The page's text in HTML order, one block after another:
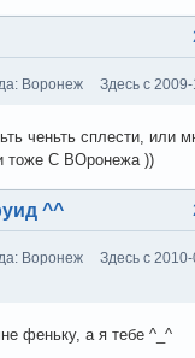
Воронеж Здесь с
ченьть сплести, или
тоже С ВОронежа ))
^^
Воронеж Здесь с
феньку, а я тебе ^_^